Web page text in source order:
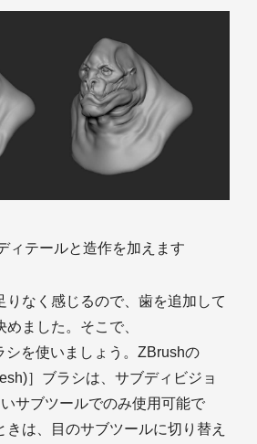
ィテールと造作を加えます
りなく感じるので、歯を追加して
ました。そこで、
シを使いましょう。ZBrushの
］ブラシは、サブディビジョ
サブツールでのみ使用可能で
きは、目のサブツールに切り替え